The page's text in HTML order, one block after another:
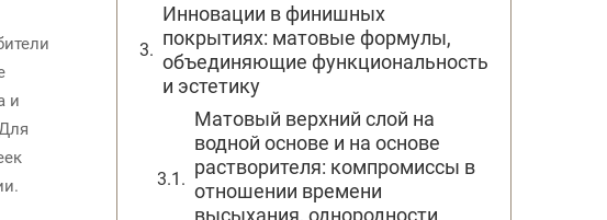
и
Инновации в финишных
покрытиях: матовые формулы,
объединяющие функциональность
и эстетику
Матовый верхний слой на
водной основе и на основе
растворителя: компромиссы в
отношении времени
высыхания, однородности